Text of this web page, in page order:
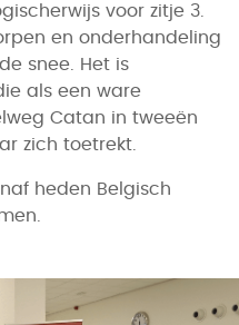
voor zitje 3.
en onderhandeling
snee. Het is
als een ware
Catan in tweeën
zich toetrekt.
heden Belgisch